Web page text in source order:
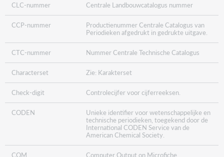
CLC-nummer Centrale Landbouwcatalogus nummer
CCP-nummer
Productienummer Centrale Catalogus van
Periodieken afgedrukt in gedrukte uitgave.
CTC-nummer Nummer Centrale Technische Catalogus
Characterset Zie: Karakterset
Check-digit Controlecijfer voor cijferreeksen.
CODEN
Unieke identifier voor wetenschappelijke en
technische periodieken, toegekend door de
International CODEN Service van de
American Chemical Society.